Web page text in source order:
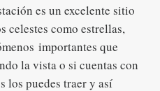
es un excelente sitio
celestes como estrellas,
importantes que
la vista o si cuentas con
los puedes traer y así